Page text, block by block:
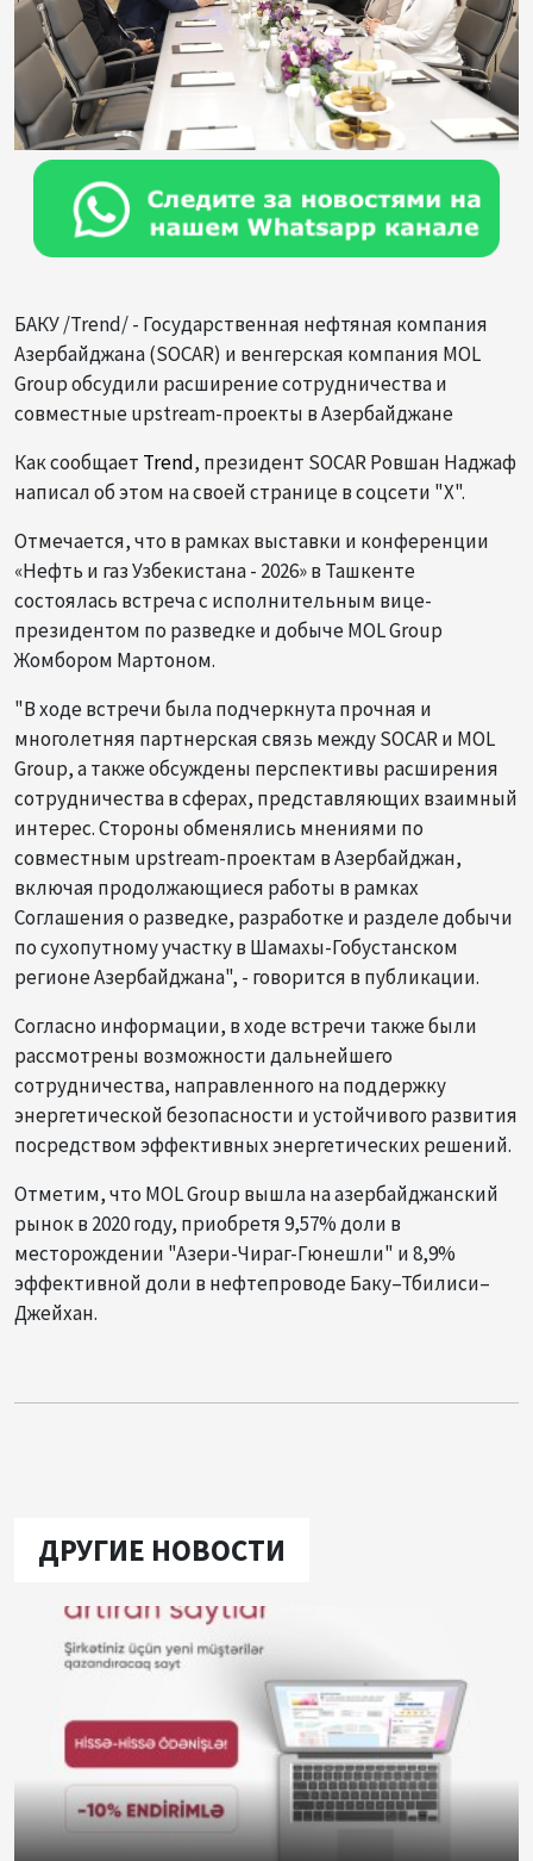
БАКУ /Trend/ - Государственная нефтяная компания
Азербайджана (SOCAR) и венгерская компания MOL
Group обсудили расширение сотрудничества и
совместные upstream-проекты в Азербайджане
Как сообщает Trend, президент SOCAR Ровшан Наджаф
написал об этом на своей странице в соцсети "X".
Отмечается, что в рамках выставки и конференции
«Нефть и газ Узбекистана - 2026» в Ташкенте
состоялась встреча с исполнительным вице-
президентом по разведке и добыче MOL Group
Жомбором Мартоном.
"В ходе встречи была подчеркнута прочная и
многолетняя партнерская связь между SOCAR и MOL
Group, а также обсуждены перспективы расширения
сотрудничества в сферах, представляющих взаимный
интерес. Стороны обменялись мнениями по
совместным upstream-проектам в Азербайджан,
включая продолжающиеся работы в рамках
Соглашения о разведке, разработке и разделе добычи
по сухопутному участку в Шамахы-Гобустанском
регионе Азербайджана", - говорится в публикации.
Согласно информации, в ходе встречи также были
рассмотрены возможности дальнейшего
сотрудничества, направленного на поддержку
энергетической безопасности и устойчивого развития
посредством эффективных энергетических решений.
Отметим, что MOL Group вышла на азербайджанский
рынок в 2020 году, приобретя 9,57% доли в
месторождении "Азери-Чираг-Гюнешли" и 8,9%
эффективной доли в нефтепроводе Баку–Тбилиси–
Джейхан.
ДРУГИЕ НОВОСТИ